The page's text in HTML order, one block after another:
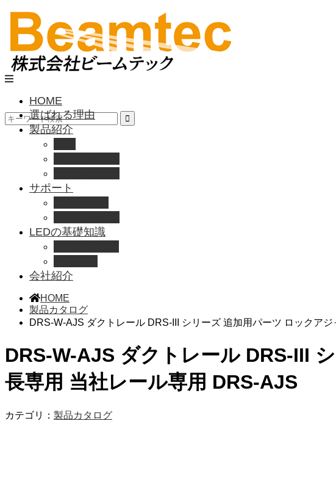
HOME
選ばれる理由
製品紹介
サポート
LEDの基礎知識
会社紹介
HOME
製品カタログ
DRS-W-AJS ダクトレール DRS-III シリーズ 追加用パーツ ロックア
DRS-W-AJS ダクトレール DRS-III
長専用 当社レール専用 DRS-AJS
カテゴリ： 製品カタログ